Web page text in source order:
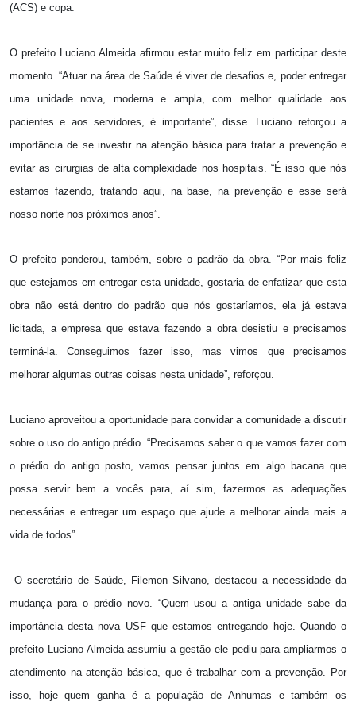
(ACS) e copa.
O prefeito Luciano Almeida afirmou estar muito feliz em participar deste
momento. “Atuar na área de Saúde é viver de desafios e, poder entregar
uma unidade nova, moderna e ampla, com melhor qualidade aos
pacientes e aos servidores, é importante”, disse. Luciano reforçou a
importância de se investir na atenção básica para tratar a prevenção e
evitar as cirurgias de alta complexidade nos hospitais. “É isso que nós
estamos fazendo, tratando aqui, na base, na prevenção e esse será
nosso norte nos próximos anos”.
O prefeito ponderou, também, sobre o padrão da obra. “Por mais feliz
que estejamos em entregar esta unidade, gostaria de enfatizar que esta
obra não está dentro do padrão que nós gostaríamos, ela já estava
licitada, a empresa que estava fazendo a obra desistiu e precisamos
terminá-la. Conseguimos fazer isso, mas vimos que precisamos
melhorar algumas outras coisas nesta unidade”, reforçou.
Luciano aproveitou a oportunidade para convidar a comunidade a discutir
sobre o uso do antigo prédio. “Precisamos saber o que vamos fazer com
o prédio do antigo posto, vamos pensar juntos em algo bacana que
possa servir bem a vocês para, aí sim, fazermos as adequações
necessárias e entregar um espaço que ajude a melhorar ainda mais a
vida de todos”.
O secretário de Saúde, Filemon Silvano, destacou a necessidade da
mudança para o prédio novo. “Quem usou a antiga unidade sabe da
importância desta nova USF que estamos entregando hoje. Quando o
prefeito Luciano Almeida assumiu a gestão ele pediu para ampliarmos o
atendimento na atenção básica, que é trabalhar com a prevenção. Por
isso, hoje quem ganha é a população de Anhumas e também os